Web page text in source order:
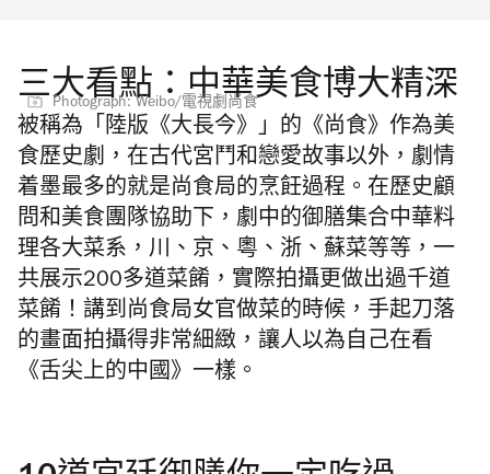
三大看點：中華美食博大精深
Photograph: Weibo/電視劇尚食
被稱為「陸版《大長今》」的《尚食》作為美
食歷史劇，在古代宮鬥和戀愛故事以外，劇情
着墨最多的就是尚食局的烹飪過程。在歷史顧
問和美食團隊協助下，劇中的御膳集合中華料
理各大菜系，川、京、粵、浙、蘇菜等等，一
共展示200多道菜餚，實際拍攝更做出過千道
菜餚！講到尚食局女官做菜的時候，手起刀落
的畫面拍攝得非常細緻，讓人以為自己在看
《舌尖上的中國》一樣。